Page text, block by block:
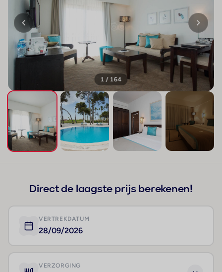
1 / 164
Direct de laagste prijs berekenen!
VERTREKDATUM
28/09/2026
VERZORGING